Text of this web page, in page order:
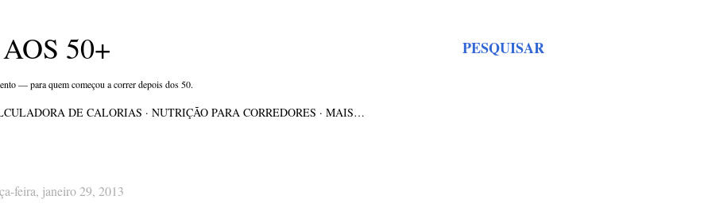
PESQUISAR
50+
— para quem começou a correr depois dos 50.
DE CALORIAS NUTRIÇÃO PARA CORREDORES MAIS…
feira, janeiro 29, 2013